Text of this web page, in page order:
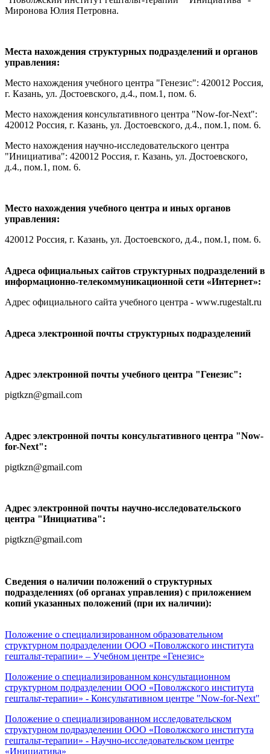
Миронова Юлия Петровна.
Места нахождения структурных подразделений и органов
управления:
Место нахождения учебного центра "Генезис": 420012 Россия,
г. Казань, ул. Достоевского, д.4., пом.1, пом. 6.
Место нахождения консультативного центра "Now-for-Next":
420012 Россия, г. Казань, ул. Достоевского, д.4., пом.1, пом. 6.
Место нахождения научно-исследовательского центра
"Инициатива": 420012 Россия, г. Казань, ул. Достоевского,
д.4., пом.1, пом. 6.
Место нахождения учебного центра и иных органов
управления:
420012 Россия, г. Казань, ул. Достоевского, д.4., пом.1, пом. 6.
Адреса официальных сайтов структурных подразделений в
информационно-телекоммуникационной сети «Интернет»:
Адрес официального сайта учебного центра - www.rugestalt.ru
Адреса электронной почты структурных подразделений
Адрес электронной почты учебного центра "Генезис":
pigtkzn@gmail.com
Адрес электронной почты консультативного центра "Now-
for-Next":
pigtkzn@gmail.com
Адрес электронной почты научно-исследовательского
центра "Инициатива":
pigtkzn@gmail.com
Сведения о наличии положений о структурных
подразделениях (об органах управления) с приложением
копий указанных положений (при их наличии):
Положение о специализированном образовательном
структурном подразделении ООО «Поволжского института
гештальт-терапии» – Учебном центре «Генезис»
Положение о специализированном консультационном
структурном подразделении ООО «Поволжского института
гештальт-терапии» - Консультативном центре "Now-for-Next"
Положение о специализированном исследовательском
структурном подразделении ООО «Поволжского института
гештальт-терапии» - Научно-исследовательском центре
«Инициатива»